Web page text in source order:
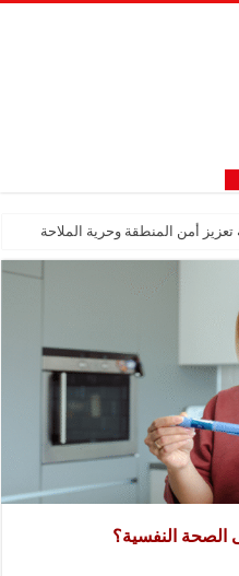
أمن المنطقة وحرية الملاحة
الصحة النفسية؟